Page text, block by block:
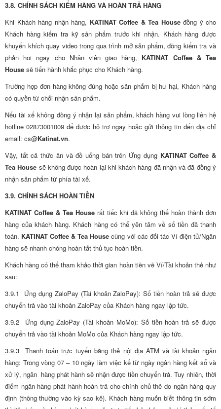
3.8. CHÍNH SÁCH KIỂM HÀNG VÀ HOÀN TRẢ HÀNG
Khi Khách hàng nhận hàng, KATINAT Coffee & Tea Houseđồng ý cho
Khách hàng kiểm tra kỹ sản phẩm trước khi nhận. Khách hàng được
khuyến khích quay video trong qua trình mở sản phẩm, đồng kiểm tra và
phản hồi ngay cho Nhân viên giao hàng, KATINAT Coffee & Tea
House sẽ tiến hành khắc phục cho Khách hàng.
Trường hợp đơn hàng không đúng hoặc sản phẩm bị hư hại, Khách hàng
có quyền từ chối nhận sản phẩm.
Nếu tài xế không đồng ý nhận lại sản phẩm, khách hàng vui lòng liên hệ
hotline 02873001009 để được hỗ trợ ngay hoặc gửi thông tin đến địa chỉ
email: cs@Katinat.vn.
Vậy, tất cả thức ăn và đồ uống bán trên Ứng dụng KATINAT Coffee &
Tea House sẽ không được hoàn lại khi khách hàng đã nhận và đã đồng ý
nhận sản phẩm từ phía tài xế.
3.9. CHÍNH SÁCH HOÀN TIỀN
KATINAT Coffee & Tea House rất tiếc khi đã không thể hoàn thành đơn
hàng của khách hàng. Khách hàng có thể yên tâm về số tiền đã thanh
toán. KATINAT Coffee & Tea House cùng với các đối tác Ví điện tử/Ngân
hàng sẽ nhanh chóng hoàn tất thủ tục hoàn tiền.
Khách hàng có thể tham khảo thời gian hoàn tiền về Ví/Tài khoản thẻ như
sau:
3.9.1 Ứng dụng ZaloPay (Tài khoản ZaloPay): Số tiền hoàn trả sẽ được
chuyển trả vào tài khoản ZaloPay của Khách hàng ngay lập tức.
3.9.2 Ứng dụng ZaloPay (Tài khoản MoMo): Số tiền hoàn trả sẽ được
chuyển trả vào tài khoản MoMo của Khách hàng ngay lập tức.
3.9.3 Thanh toán trực tuyến bằng thẻ nội địa ATM và tài khoản ngân
hàng: Trong vòng 07 – 10 ngày làm việc kể từ ngày ngân hàng kết sổ và
xử lý, ngân hàng phát hành sẽ nhận được tiền chuyển trả. Tuy nhiên, thời
điểm ngân hàng phát hành hoàn trả cho chính chủ thẻ do ngân hàng quy
định (thông thường vào kỳ sao kê). Khách hàng muốn biết thông tin sớm